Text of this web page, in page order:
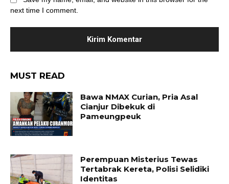
next time I comment.
MUST READ
Bawa NMAX Curian, Pria Asal
Cianjur Dibekuk di
Pameungpeuk
Perempuan Misterius Tewas
Tertabrak Kereta, Polisi Selidiki
Identitas